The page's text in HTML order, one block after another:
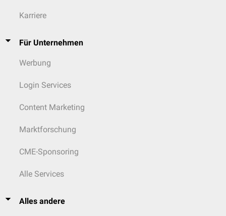
Karriere
Für Unternehmen
Werbung
Login Services
Content Marketing
Marktforschung
CME-Sponsoring
Alle Services
Alles andere